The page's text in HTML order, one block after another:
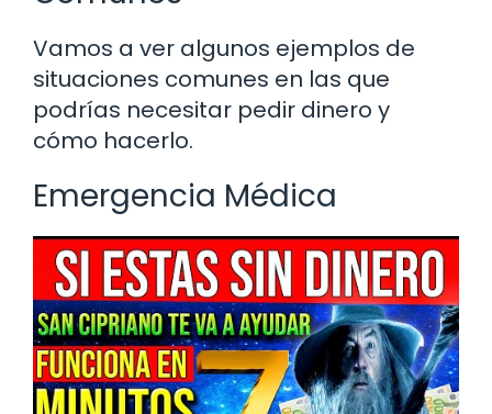
Vamos a ver algunos ejemplos de
situaciones comunes en las que
podrías necesitar pedir dinero y
cómo hacerlo.
Emergencia Médica